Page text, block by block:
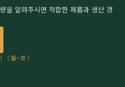
을 알려주시면 적합한 제품과 생산 경
(월–토)